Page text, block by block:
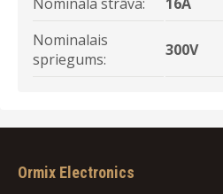
Nominalais
spriegums:
300V
Ormix Electronics